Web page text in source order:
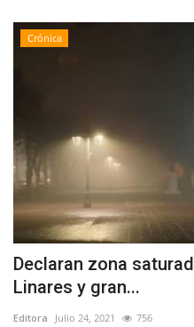
Crónica
Declaran zona
Linares y gran...
Editora Julio 24, 2021 756